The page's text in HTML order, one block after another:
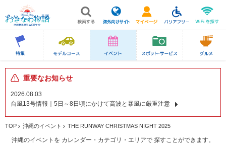
重要なお知らせ
2026.08.03
台風13号情報｜5日～8日頃にかけて高波と暴風に厳重注意
TOP 沖縄のイベント THE RUNWAY CHRISTMAS NIGHT 2025
沖縄のイベントを カレンダー・カテゴリ・エリアで 探すことができます。